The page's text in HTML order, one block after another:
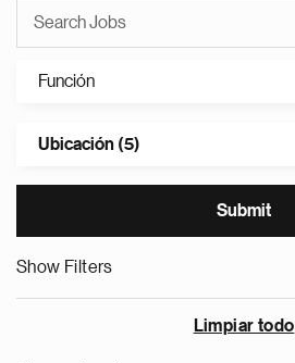
Función
Ubicación (5)
Show Filters
Limpiar todo